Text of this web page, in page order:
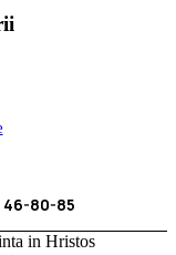
46-80-85
in Hristos